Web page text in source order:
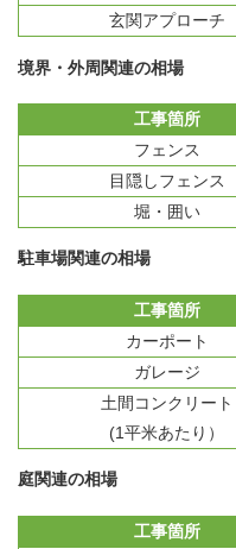
玄関アプローチ
境界・外周関連の相場
工事箇所
フェンス
目隠しフェンス
堀・囲い
駐車場関連の相場
工事箇所
カーポート
ガレージ
土間コンクリート
(1平米あたり）
庭関連の相場
工事箇所